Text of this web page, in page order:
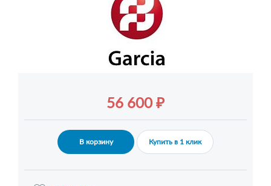
56 600 ₽
В корзину Купить в 1 клик